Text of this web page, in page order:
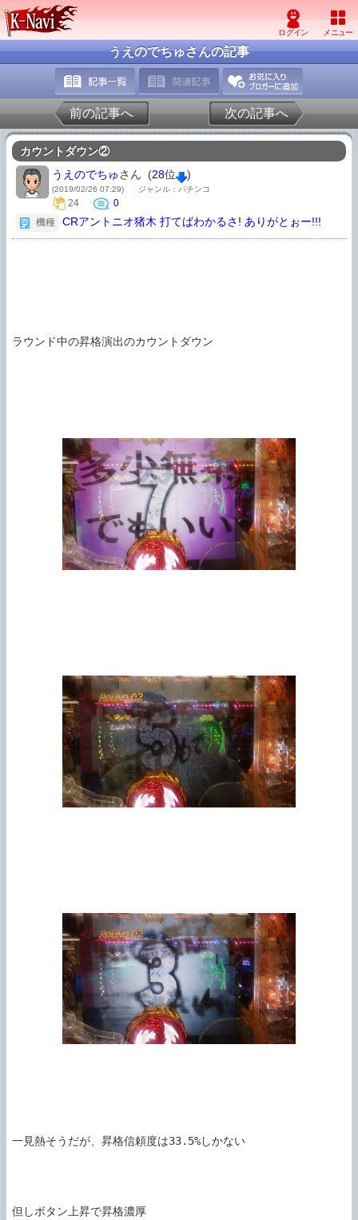
うえのでちゅさんの記事
前の記事へ 次の記事へ
カウントダウン②
うえのでちゅさん (28位 )
(2019/02/26 07:29) ジャンル：パチンコ
24
0
機種
CRアントニオ猪木 打てばわかるさ! ありがとぉー!!!
ラウンド中の昇格演出のカウントダウン
一見熱そうだが、昇格信頼度は33.5%しかない
但しボタン上昇で昇格濃厚